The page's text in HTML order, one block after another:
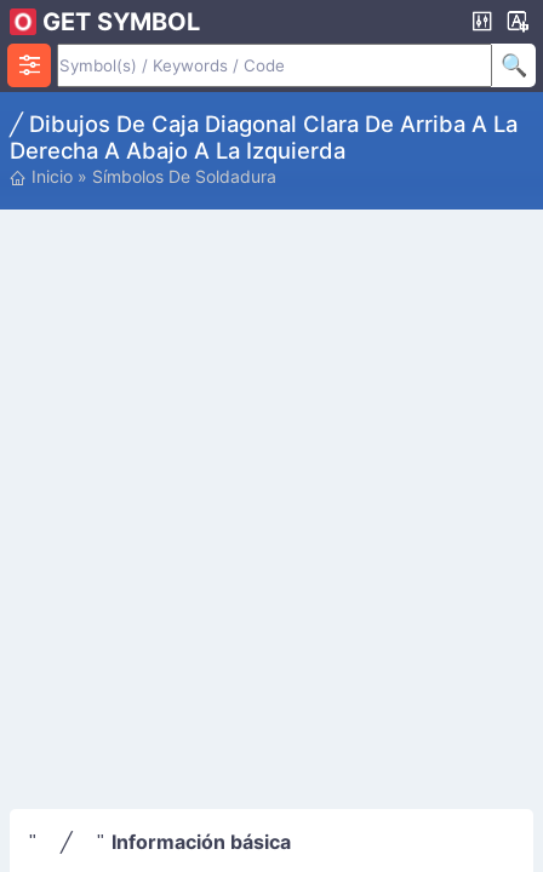
GET SYMBOL
╱ Dibujos De Caja Diagonal Clara De Arriba A La
Derecha A Abajo A La Izquierda
Inicio » Símbolos De Soldadura
" ╱ " Información básica